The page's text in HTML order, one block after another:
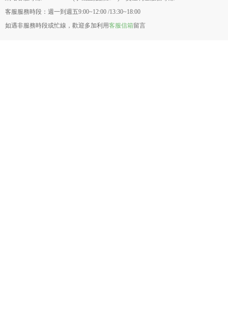
客服服務時段：週一到週五9:00~12:00 /13:30~18:00
如遇非服務時段或忙線，歡迎多加利用客服信箱留言